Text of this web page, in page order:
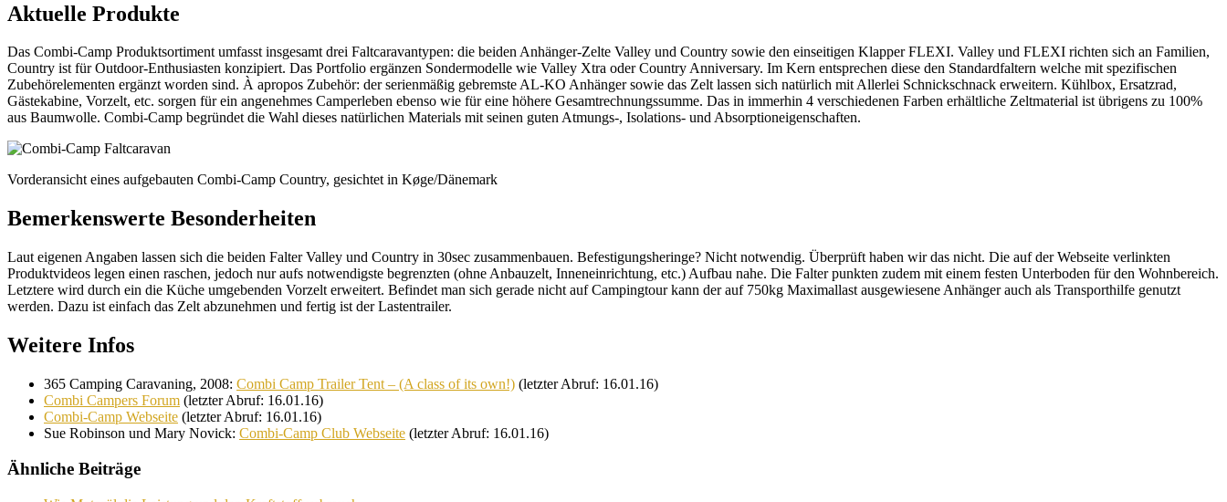
Aktuelle Produkte
Das Combi-Camp Produktsortiment umfasst insgesamt drei Faltcaravantypen: die beiden Anhänger-Zelte Valley und Country sowie den einseitigen Klapper FLEXI. Valley und FLEXI richten sich an Familien,
Country ist für Outdoor-Enthusiasten konzipiert. Das Portfolio ergänzen Sondermodelle wie Valley Xtra oder Country Anniversary. Im Kern entsprechen diese den Standardfaltern welche mit spezifischen
Zubehörelementen ergänzt worden sind. À apropos Zubehör: der serienmäßig gebremste AL-KO Anhänger sowie das Zelt lassen sich natürlich mit Allerlei Schnickschnack erweitern. Kühlbox, Ersatzrad,
Gästekabine, Vorzelt, etc. sorgen für ein angenehmes Camperleben ebenso wie für eine höhere Gesamtrechnungssumme. Das in immerhin 4 verschiedenen Farben erhältliche Zeltmaterial ist übrigens zu 100%
aus Baumwolle. Combi-Camp begründet die Wahl dieses natürlichen Materials mit seinen guten Atmungs-, Isolations- und Absorptioneigenschaften.
Vorderansicht eines aufgebauten Combi-Camp Country, gesichtet in Køge/Dänemark
Bemerkenswerte Besonderheiten
Laut eigenen Angaben lassen sich die beiden Falter Valley und Country in 30sec zusammenbauen. Befestigungsheringe? Nicht notwendig. Überprüft haben wir das nicht. Die auf der Webseite verlinkten
Produktvideos legen einen raschen, jedoch nur aufs notwendigste begrenzten (ohne Anbauzelt, Inneneinrichtung, etc.) Aufbau nahe. Die Falter punkten zudem mit einem festen Unterboden für den Wohnbereich.
Letztere wird durch ein die Küche umgebenden Vorzelt erweitert. Befindet man sich gerade nicht auf Campingtour kann der auf 750kg Maximallast ausgewiesene Anhänger auch als Transporthilfe genutzt
werden. Dazu ist einfach das Zelt abzunehmen und fertig ist der Lastentrailer.
Weitere Infos
365 Camping Caravaning, 2008: Combi Camp Trailer Tent – (A class of its own!) (letzter Abruf: 16.01.16)
Combi Campers Forum (letzter Abruf: 16.01.16)
Combi-Camp Webseite (letzter Abruf: 16.01.16)
Sue Robinson und Mary Novick: Combi-Camp Club Webseite (letzter Abruf: 16.01.16)
Ähnliche Beiträge